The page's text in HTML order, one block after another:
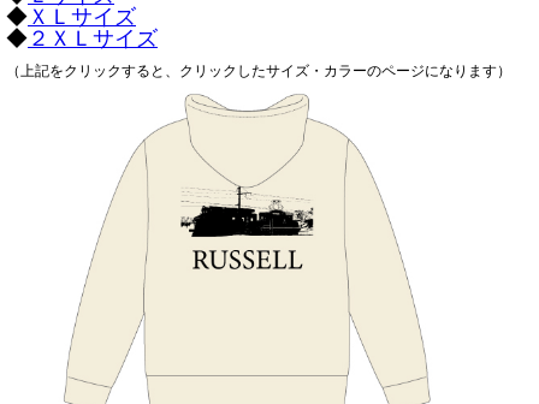
◆ ＸＬサイズ
◆ ２ＸＬサイズ
（上記をクリックすると、クリックしたサイズ・カラーのページになります）